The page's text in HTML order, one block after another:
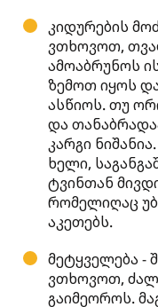
კიდურების
ვთხოვოთ,
ამოაბრუნოს
ზემოთ იყოს
ასწიოს. თუ
და
კარგი
ხელი,
ტვინთან
რომელიღაც
აკეთებს.
მეტყველება -
ვთხოვოთ,
გაიმეოროს.